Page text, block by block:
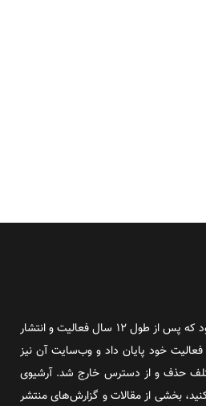
روز آنلاین روزنامه‌ای اینترنتی بود که پس از طول ۱۲ سال فعالیت و انتشار
شماره، در سال ۲۰۱۶ به فعالیت خود پایان داد و وب‌سایت آن نیز
حذف و از دسترس خارج شد. آرشیوی
بخشی از مقالات و گزارش‌های منتشر